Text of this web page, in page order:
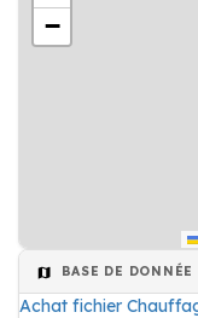
−
BASE DE DONNÉE
Achat fichier